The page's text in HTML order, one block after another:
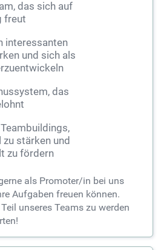
das sich auf
freut
interessanten
und sich als
das
stärken und
zu fördern
als Promoter/in bei uns
Aufgaben freuen können.
unseres Teams zu werden